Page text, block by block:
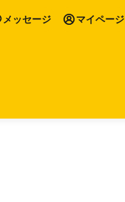
メッセージ マイページ